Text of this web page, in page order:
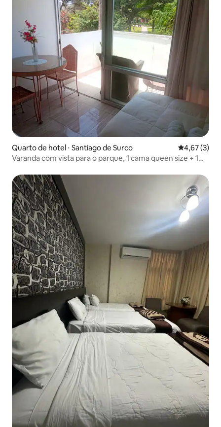
Quarto de hotel ⋅ Santiago de Surco 4,67 de
4,67 (3)
Varanda com vista para o parque, 1 cama queen size + 1